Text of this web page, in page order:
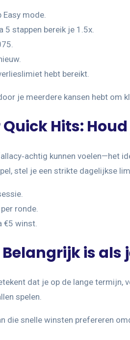
mode.
5 stappen bereik je 1.5x.
hebt bereikt.
je meerdere kansen hebt
Hits:
kunnen voelen—het
stel je een strikte dagelijkse
ronde.
€5 winst.
Belangrijk is als
dat je op de lange
spelen.
die snelle winsten prefereren